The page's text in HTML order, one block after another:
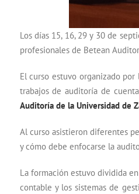
Los días 15, 16, 29 y 30 de
profesionales de Betean
El curso estuvo organizado por
trabajos de auditoría de
Auditoría de la Universidad de
Al curso asistieron diferentes
y cómo debe enfocarse la
La formación estuvo dividida
contable y los sistemas de